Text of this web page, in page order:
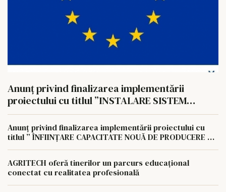
Anunț privind finalizarea implementării
proiectului cu titlul ”INSTALARE SISTEM
FOTOVOLTAIC PENTRU AUTOCONSUM LA
NIVELUL AGROCOMPLEX LUNCA PAȘCANI S.A
Anunț privind finalizarea implementării proiectului cu
titlul ” ÎNFIINȚARE CAPACITATE NOUĂ DE PRODUCERE A
AGRITECH oferă tinerilor un parcurs educațional
conectat cu realitatea profesională